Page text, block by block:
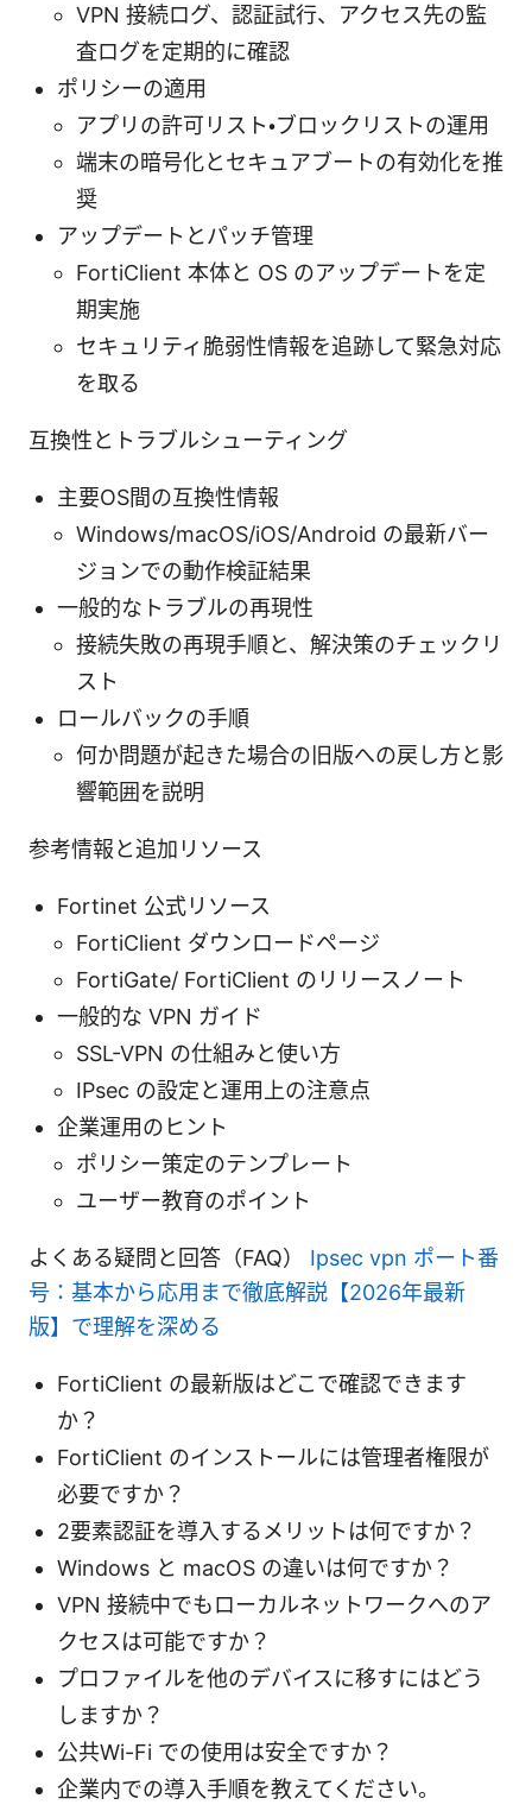
VPN 接続ログ、認証試行、アクセス先の監
査ログを定期的に確認
ポリシーの適用
アプリの許可リスト・ブロックリストの運用
端末の暗号化とセキュアブートの有効化を推
奨
アップデートとパッチ管理
FortiClient 本体と OS のアップデートを定
期実施
セキュリティ脆弱性情報を追跡して緊急対応
を取る
互換性とトラブルシューティング
主要OS間の互換性情報
Windows/macOS/iOS/Android の最新バー
ジョンでの動作検証結果
一般的なトラブルの再現性
接続失敗の再現手順と、解決策のチェックリ
スト
ロールバックの手順
何か問題が起きた場合の旧版への戻し方と影
響範囲を説明
参考情報と追加リソース
Fortinet 公式リソース
FortiClient ダウンロードページ
FortiGate/ FortiClient のリリースノート
一般的な VPN ガイド
SSL-VPN の仕組みと使い方
IPsec の設定と運用上の注意点
企業運用のヒント
ポリシー策定のテンプレート
ユーザー教育のポイント
よくある疑問と回答（FAQ） Ipsec vpn ポート番
号：基本から応用まで徹底解説【2026年最新
版】で理解を深める
FortiClient の最新版はどこで確認できます
か？
FortiClient のインストールには管理者権限が
必要ですか？
2要素認証を導入するメリットは何ですか？
Windows と macOS の違いは何ですか？
VPN 接続中でもローカルネットワークへのア
クセスは可能ですか？
プロファイルを他のデバイスに移すにはどう
しますか？
公共Wi-Fi での使用は安全ですか？
企業内での導入手順を教えてください。